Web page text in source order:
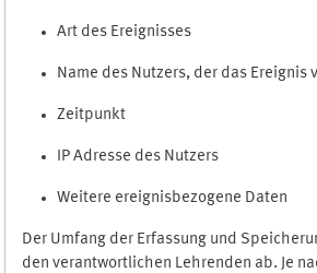
Art des Ereignisses
Name des Nutzers, der das Ereignis
Zeitpunkt
IP Adresse des Nutzers
Weitere ereignisbezogene Daten
Der Umfang der Erfassung und
den verantwortlichen Lehrenden ab. Je